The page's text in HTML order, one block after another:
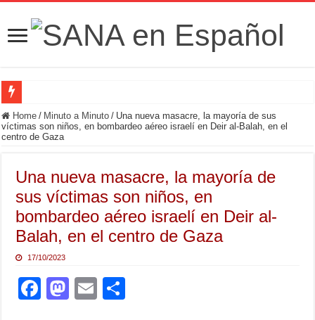
Fuerzas de Seguridad hallan fosa común con nueve cadáveres en la zona rural
Home / Minuto a Minuto / Una nueva masacre, la mayoría de sus
víctimas son niños, en bombardeo aéreo israelí en Deir al-Balah, en el
centro de Gaza
Una nueva masacre, la mayoría de
sus víctimas son niños, en
bombardeo aéreo israelí en Deir al-
Balah, en el centro de Gaza
17/10/2023
F
M
E